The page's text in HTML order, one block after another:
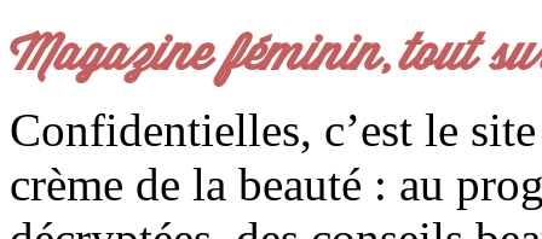
Magazine féminin, tout
Confidentielles, c’est le
crème de la beauté : au